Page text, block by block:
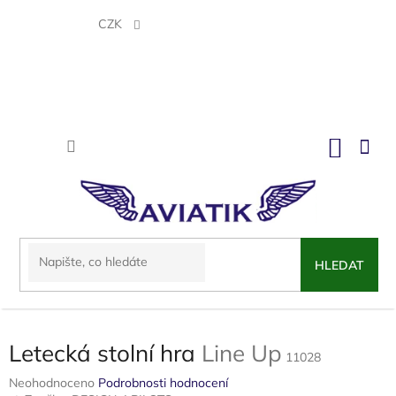
CZK
HLEDAT
Letecká stolní hra Line Up 11028
Průměrné
Neohodnoceno Podrobnosti hodnocení